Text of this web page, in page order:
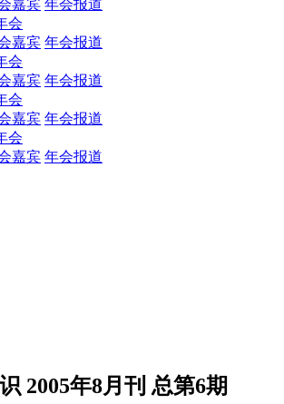
嘉宾 年会报道
会
嘉宾 年会报道
会
嘉宾 年会报道
会
嘉宾 年会报道
会
嘉宾 年会报道
2005年8月刊 总第6期